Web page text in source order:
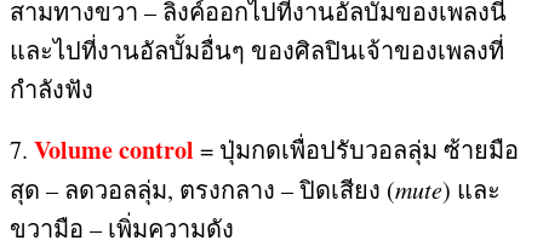
สามทางขวา – ลิ้งค์ออกไปที่งานอัลบั้มของเพลงนี้
และไปที่งานอัลบั้มอื่นๆ ของศิลปินเจ้าของเพลงที่
กำลังฟัง
7. Volume control = ปุ่มกดเพื่อปรับวอลลุ่ม ซ้ายมือ
สุด – ลดวอลลุ่ม, ตรงกลาง – ปิดเสียง (mute) และ
ขวามือ – เพิ่มความดัง